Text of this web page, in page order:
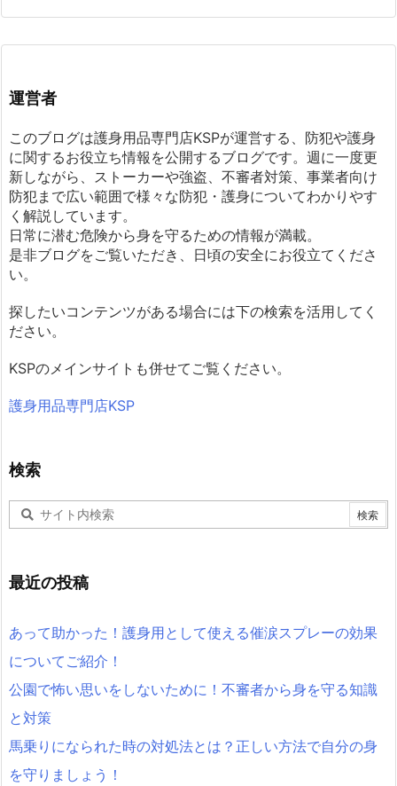
運営者
このブログは護身用品専門店KSPが運営する、防犯や護身
に関するお役立ち情報を公開するブログです。週に一度更
新しながら、ストーカーや強盗、不審者対策、事業者向け
防犯まで広い範囲で様々な防犯・護身についてわかりやす
く解説しています。
日常に潜む危険から身を守るための情報が満載。
是非ブログをご覧いただき、日頃の安全にお役立てくださ
い。
探したいコンテンツがある場合には下の検索を活用してく
ださい。
KSPのメインサイトも併せてご覧ください。
護身用品専門店KSP
検索
最近の投稿
あって助かった！護身用として使える催涙スプレーの効果
についてご紹介！
公園で怖い思いをしないために！不審者から身を守る知識
と対策
馬乗りになられた時の対処法とは？正しい方法で自分の身
を守りましょう！